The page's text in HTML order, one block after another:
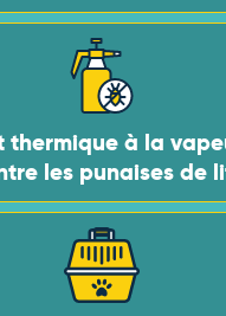
thermique à la
les punaises de